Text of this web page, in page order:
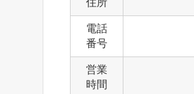
住所
電話
番号
営業
時間